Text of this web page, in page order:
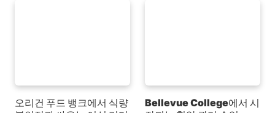
오리건 푸드 뱅크에서 식량
Bellevue College에서 시